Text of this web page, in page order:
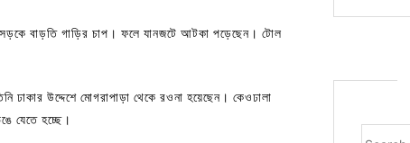
সড়কে বাড়তি গাড়ির চাপ। ফলে যানজটে আটকা পড়েছেন। টোল
ঢাকার উদ্দেশে মোগরাপাড়া থেকে রওনা হয়েছেন। কেওঢালা
যেতে হচ্ছে।